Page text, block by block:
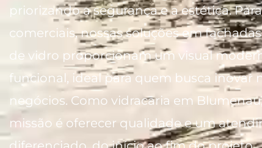
priorizando a segurança e a estética.
comerciais, nossas soluções em
de vidro proporcionam um visual
funcional, ideal para quem busca inovar
negócios. Como vidracaria em
missão é oferecer qualidade e um